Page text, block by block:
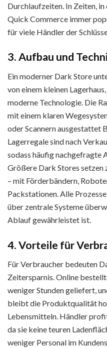
Durchlaufzeiten. In Zeiten,
Quick Commerce immer
für viele Händler der
3. Aufbau und
Ein moderner Dark Store
von einem kleinen
moderne Technologie. Die
mit einem klaren
oder Scannern ausgestattet
Lagerregale sind nach
sodass häufig nachgefragte
Größere Dark Stores setzen
– mit Förderbändern,
Packstationen. Alle
über zentrale Systeme
Ablauf gewährleistet ist.
4. Vorteile für
Für Verbraucher bedeuten
Zeitersparnis. Online
weniger Stunden geliefert,
bleibt die Produktqualität
Lebensmitteln. Händler
da sie keine teuren
weniger Personal im